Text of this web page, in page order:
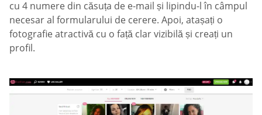
cu 4 numere din căsuța de e-mail și lipindu-l în câmpul
necesar al formularului de cerere. Apoi, atașați o
fotografie atractivă cu o față clar vizibilă și creați un
profil.